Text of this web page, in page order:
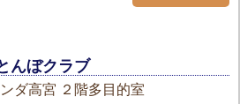
んぼクラブ
ダ高宮 ２階多目的室